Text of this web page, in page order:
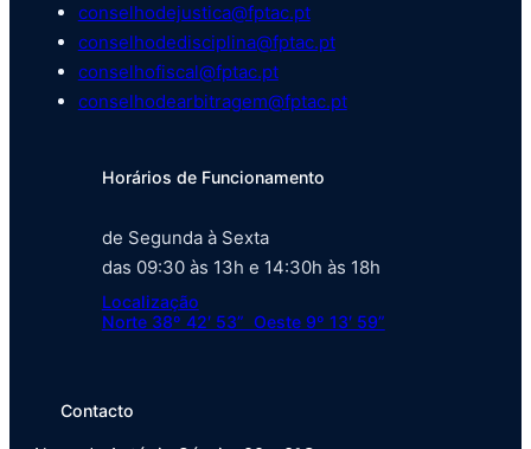
conselhodejustica@fptac.pt
conselhodedisciplina@fptac.pt
conselhofiscal@fptac.pt
conselhodearbitragem@fptac.pt
Horários de Funcionamento
de Segunda à Sexta
das 09:30 às 13h e 14:30h às 18h
Localização
Norte 38º 42′ 53” Oeste 9º 13′ 59”
Contacto